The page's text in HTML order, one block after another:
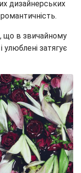
дизайнерських
романтичність.
що в звичайному
улюблені затягує